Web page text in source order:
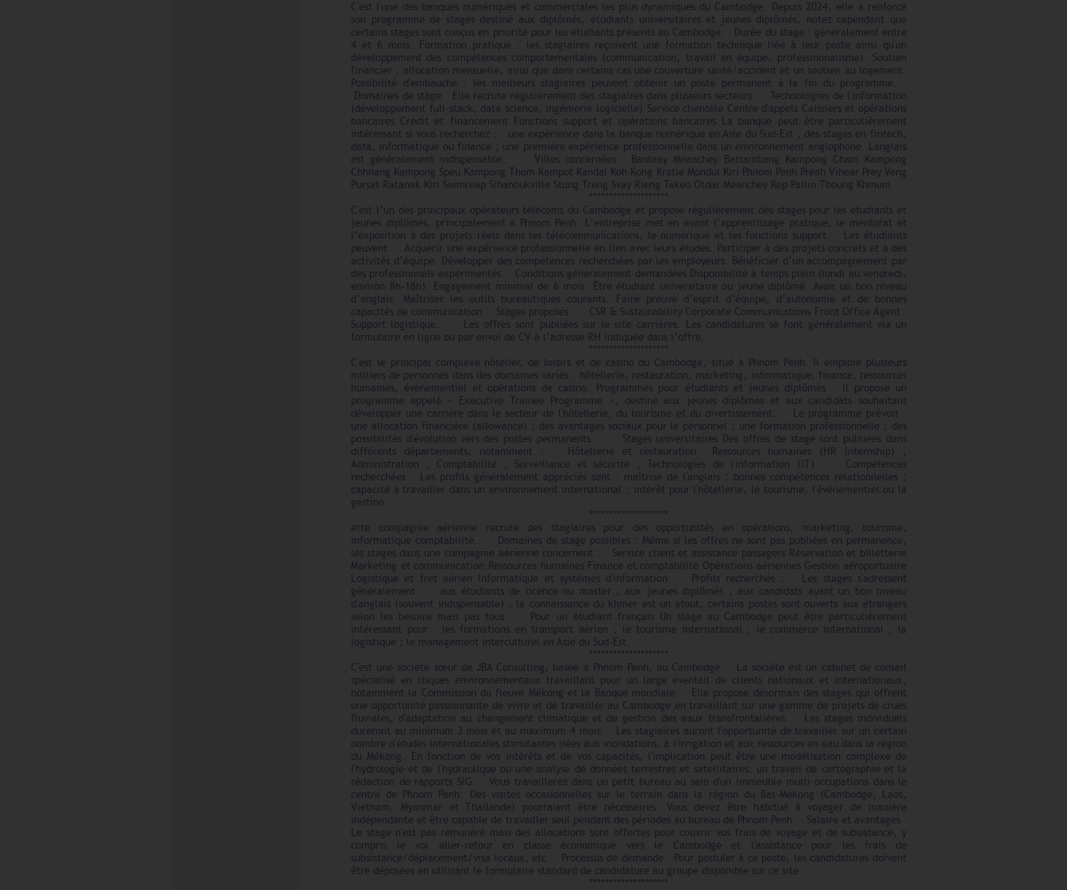
C'est l'une des banques numériques et commerciales les plus dynamiques du Cambodge. Depuis 2024, elle a renforcé
son programme de stages destiné aux diplômés, étudiants universitaires et jeunes diplômés, notez cependant que
certains stages sont conçus en priorité pour les étudiants présents au Cambodge. Durée du stage : généralement entre
4 et 6 mois. Formation pratique : les stagiaires reçoivent une formation technique liée à leur poste ainsi qu'un
développement des compétences comportementales (communication, travail en équipe, professionnalisme). Soutien
financier : allocation mensuelle, ainsi que dans certains cas une couverture santé/accident et un soutien au logement.
Possibilité d'embauche : les meilleurs stagiaires peuvent obtenir un poste permanent à la fin du programme.
Domaines de stage Elle recrute régulièrement des stagiaires dans plusieurs secteurs : Technologies de l'information
(développement full-stack, data science, ingénierie logicielle) Service clientèle Centre d'appels Caissiers et opérations
bancaires Crédit et financement Fonctions support et opérations bancaires La banque peut être particulièrement
intéressant si vous recherchez : une expérience dans la banque numérique en Asie du Sud-Est ; des stages en fintech,
data, informatique ou finance ; une première expérience professionnelle dans un environnement anglophone. Langlais
est généralement indispensable. Villes concernées : Banteay Meanchey Battambang Kampong Cham Kampong
Chhnang Kampong Speu Kampong Thom Kampot Kandal Koh Kong Kratie Mondul Kiri Phnom Penh Preah Vihear Prey Veng
Pursat Ratanak Kiri Siemreap Sihanoukville Stung Treng Svay Rieng Takeo Otdar Meanchey Kep Pailin Tboung Khmum.
********************
C'est l’un des principaux opérateurs télécoms du Cambodge et propose régulièrement des stages pour les étudiants et
jeunes diplômés, principalement à Phnom Penh. L’entreprise met en avant l’apprentissage pratique, le mentorat et
l’exposition à des projets réels dans les télécommunications, le numérique et les fonctions support. Les étudiants
peuvent : Acquérir une expérience professionnelle en lien avec leurs études. Participer à des projets concrets et à des
activités d’équipe. Développer des compétences recherchées par les employeurs. Bénéficier d’un accompagnement par
des professionnels expérimentés. Conditions généralement demandées Disponibilité à temps plein (lundi au vendredi,
environ 8h–18h). Engagement minimal de 6 mois. Être étudiant universitaire ou jeune diplômé. Avoir un bon niveau
d’anglais. Maîtriser les outils bureautiques courants. Faire preuve d’esprit d’équipe, d’autonomie et de bonnes
capacités de communication. Stages proposés : CSR & Sustainability Corporate Communications Front Office Agent
Support logistique… Les offres sont publiées sur le site carrières. Les candidatures se font généralement via un
formulaire en ligne ou par envoi de CV à l’adresse RH indiquée dans l’offre.
********************
C'est le principal complexe hôtelier, de loisirs et de casino du Cambodge, situé à Phnom Penh. Il emploie plusieurs
milliers de personnes dans des domaines variés : hôtellerie, restauration, marketing, informatique, finance, ressources
humaines, événementiel et opérations de casino. Programmes pour étudiants et jeunes diplômés Il propose un
programme appelé « Executive Trainee Programme », destiné aux jeunes diplômés et aux candidats souhaitant
développer une carrière dans le secteur de l'hôtellerie, du tourisme et du divertissement. Le programme prévoit :
une allocation financière (allowance) ; des avantages sociaux pour le personnel ; une formation professionnelle ; des
possibilités d'évolution vers des postes permanents. Stages universitaires Des offres de stage sont publiées dans
différents départements, notamment : Hôtellerie et restauration Ressources humaines (HR Internship) ;
Administration ; Comptabilité ; Surveillance et sécurité ; Technologies de l'information (IT). Compétences
recherchées Les profils généralement appréciés sont : maîtrise de l'anglais ; bonnes compétences relationnelles ;
capacité à travailler dans un environnement international ; intérêt pour l'hôtellerie, le tourisme, l'événementiel ou la
gestion.
********************
ette compagnie aérienne recrute des stagiaires pour des opportunités en opérations, marketing, tourisme,
informatique comptabilité... Domaines de stage possibles : Même si les offres ne sont pas publiées en permanence,
les stages dans une compagnie aérienne concernent : Service client et assistance passagers Réservation et billetterie
Marketing et communication Ressources humaines Finance et comptabilité Opérations aériennes Gestion aéroportuaire
Logistique et fret aérien Informatique et systèmes d'information Profils recherchés : Les stages s'adressent
généralement : aux étudiants de licence ou master ; aux jeunes diplômés ; aux candidats ayant un bon niveau
d'anglais (souvent indispensable) ; la connaissance du khmer est un atout, certains postes sont ouverts aux étrangers
selon les besoins mais pas tous. Pour un étudiant français Un stage au Cambodge peut être particulièrement
intéressant pour : les formations en transport aérien ; le tourisme international ; le commerce international ; la
logistique ; le management interculturel en Asie du Sud-Est.
********************
C'est une société sœur de JBA Consulting, basée à Phnom Penh, au Cambodge. La société est un cabinet de conseil
spécialisé en risques environnementaux travaillant pour un large éventail de clients nationaux et internationaux,
notamment la Commission du fleuve Mékong et la Banque mondiale. Elle propose désormais des stages qui offrent
une opportunité passionnante de vivre et de travailler au Cambodge en travaillant sur une gamme de projets de crues
fluviales, d'adaptation au changement climatique et de gestion des eaux transfrontalières. Les stages individuels
dureront au minimum 3 mois et au maximum 4 mois. Les stagiaires auront l'opportunité de travailler sur un certain
nombre d'études internationales stimulantes liées aux inondations, à l'irrigation et aux ressources en eau dans la région
du Mékong. En fonction de vos intérêts et de vos capacités, l'implication peut être une modélisation complexe de
l'hydrologie et de l'hydraulique ou une analyse de données terrestres et satellitaires, un travail de cartographie et la
rédaction de rapports SIG. Vous travaillerez dans un petit bureau au sein d'un immeuble multi-occupations dans le
centre de Phnom Penh. Des visites occasionnelles sur le terrain dans la région du Bas-Mékong (Cambodge, Laos,
Vietnam, Myanmar et Thaïlande) pourraient être nécessaires. Vous devez être habitué à voyager de manière
indépendante et être capable de travailler seul pendant des périodes au bureau de Phnom Penh. Salaire et avantages
Le stage n'est pas rémunéré mais des allocations sont offertes pour couvrir vos frais de voyage et de subsistance, y
compris le vol aller-retour en classe économique vers le Cambodge et l'assistance pour les frais de
subsistance/déplacement/visa locaux, etc. Processus de demande Pour postuler à ce poste, les candidatures doivent
être déposées en utilisant le formulaire standard de candidature au groupe disponible sur ce site.
********************